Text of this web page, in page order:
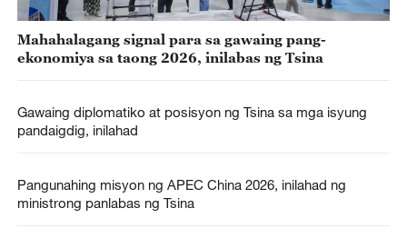
Mahahalagang signal para sa gawaing pang-
ekonomiya sa taong 2026, inilabas ng Tsina
Gawaing diplomatiko at posisyon ng Tsina sa mga isyung
pandaigdig, inilahad
Pangunahing misyon ng APEC China 2026, inilahad ng
ministrong panlabas ng Tsina